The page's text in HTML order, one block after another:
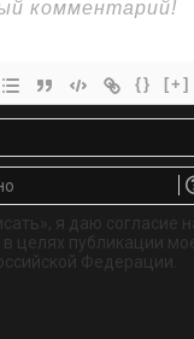
{} [+]
я даю согласие
целях публикации
Федерации.